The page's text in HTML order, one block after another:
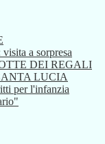
a sorpresa
DEI REGALI
LUCIA
per l'infanzia